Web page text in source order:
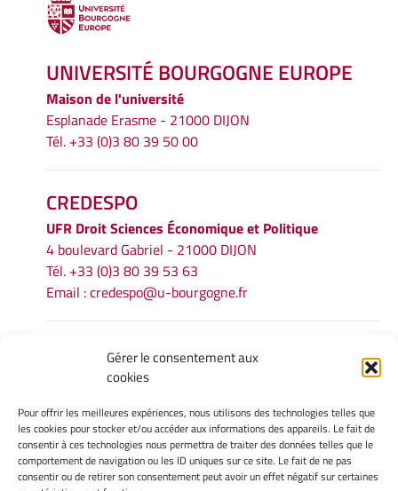
Gérer le consentement aux
cookies
Pour offrir les meilleures expériences, nous utilisons des technologies telles que
les cookies pour stocker et/ou accéder aux informations des appareils. Le fait de
consentir à ces technologies nous permettra de traiter des données telles que le
comportement de navigation ou les ID uniques sur ce site. Le fait de ne pas
consentir ou de retirer son consentement peut avoir un effet négatif sur certaines
UNIVERSITÉ BOURGOGNE EUROPE
Maison de l'université
Esplanade Erasme - 21000 DIJON
Tél. +33 (0)3 80 39 50 00
CREDESPO
UFR Droit Sciences Économique et Politique
4 boulevard Gabriel - 21000 DIJON
Tél. +33 (0)3 80 39 53 63
Email :credespo@u-bourgogne.fr
INFORMATIONS LÉGALES
Mentions légales
Politique de cookies
Déclaration de confidentialité
Avertissement